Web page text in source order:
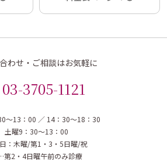
わせ・ご相談はお気軽に
03-3705-1121
～13：00 ／ 14：30～18：30
土曜9：30～13：00
：木曜/第1・3・5日曜/祝
2・4日曜午前のみ診療